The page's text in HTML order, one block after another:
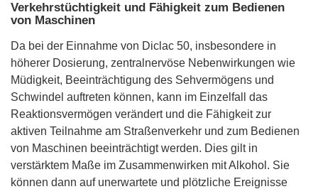
Verkehrstüchtigkeit und Fähigkeit zum Bedienen
von Maschinen
Da bei der Einnahme von Diclac 50, insbesondere in
höherer Dosierung, zentralnervöse Nebenwirkungen wie
Müdigkeit, Beeinträchtigung des Sehvermögens und
Schwindel auftreten können, kann im Einzelfall das
Reaktionsvermögen verändert und die Fähigkeit zur
aktiven Teilnahme am Straßenverkehr und zum Bedienen
von Maschinen beeinträchtigt werden. Dies gilt in
verstärktem Maße im Zusammenwirken mit Alkohol. Sie
können dann auf unerwartete und plötzliche Ereignisse